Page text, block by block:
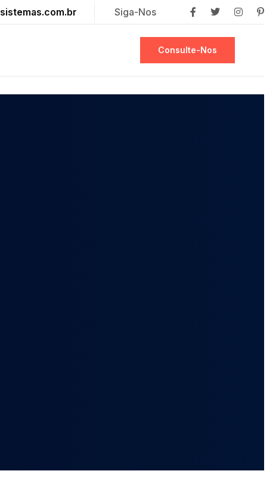
Siga-Nos
Consulte-Nos